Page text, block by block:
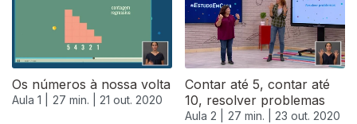
Os números à nossa volta
Aula 1 | 27 min. | 21 out. 2020
Contar até 5, contar até
10, resolver problemas
Aula 2 | 27 min. | 23 out. 2020